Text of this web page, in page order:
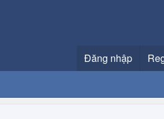
Đăng nhập